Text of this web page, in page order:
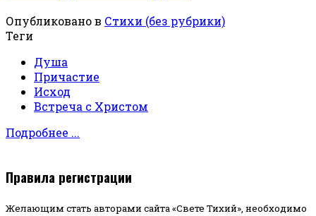
Опубликовано в Стихи (без рубрики)
Теги
Душа
Причастие
Исход
Встреча с Христом
Подробнее ...
Правила регистрации
Желающим стать авторами сайта «Свете Тихий», необходимо